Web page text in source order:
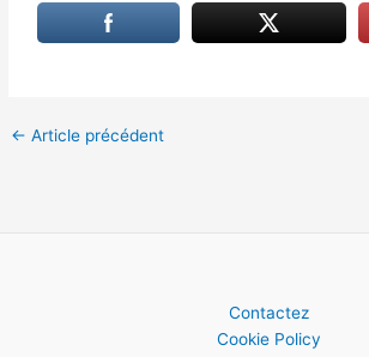
← Article précédent
Contactez
Cookie Policy